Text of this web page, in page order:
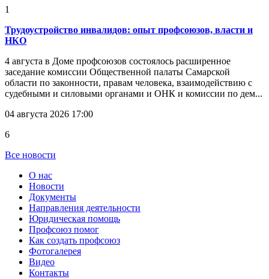
1
Трудоустройство инвалидов: опыт профсоюзов, власти и
НКО
4 августа в Доме профсоюзов состоялось расширенное
заседание комиссии Общественной палаты Самарской
области по законности, правам человека, взаимодействию с
судебными и силовыми органами и ОНК и комиссии по дем...
04 августа 2026 17:00
6
Все новости
О нас
Новости
Документы
Направления деятельности
Юридическая помощь
Профсоюз помог
Как создать профсоюз
Фотогалерея
Видео
Контакты